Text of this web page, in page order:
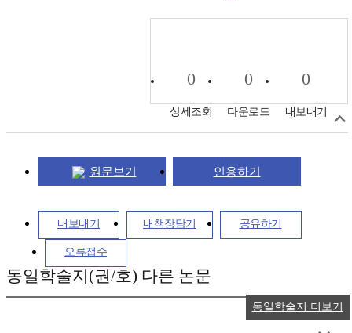
0
상세조회
0
다운로드
0
내보내기
원문보기 인용하기
내보내기 내책장담기 공유하기
오류접수
동일학술지(권/호) 다른 논문
동일학술지 더보기